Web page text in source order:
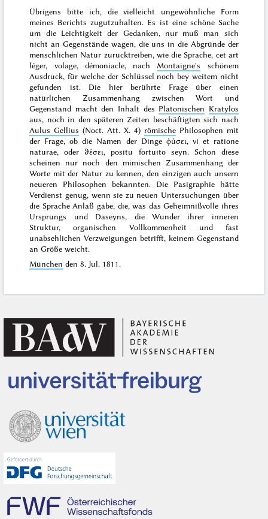
Übrigens bitte ich, die vielleicht ungewöhnliche Form
meines Berichts zugutzuhalten. Es ist eine schöne Sache
um die Leichtigkeit der Gedanken, nur muß man sich
nicht an Gegenstände wagen, die uns in die Abgründe der
menschlichen Natur zurücktreiben, wie die Sprache, cet art
léger, volage, démoniacle, nach Montaigne's schönem
Ausdruck, für welche der Schlüssel noch bey weitem nicht
gefunden ist. Die hier berührte Frage über einen
natürlichen Zusammenhang zwischen Wort und
Gegenstand macht den Inhalt des Platonischen Kratylos
aus, noch in den späteren Zeiten beschäftigten sich nach
Aulus Gellius (Noct. Att. X. 4) römischePhilosophen mit
der Frage, ob die Namen der Dinge ϕúσει, vi et ratione
naturae, oder ϑέσει, positu fortuitoseyn. Schon diese
scheinen nur noch den mimischen Zusammenhang der
Worte mit der Natur zu kennen, den einzigen auch unsern
neueren Philosophen bekannten. Die Pasigraphie hätte
Verdienst genug, wenn sie zu neuen Untersuchungen über
die Sprache Anlaß gäbe, die, was das Geheimnißvolle ihres
Ursprungs und Daseyns, die Wunder ihrer inneren
Struktur, organischen Vollkommenheit und fast
unabsehlichen Verzweigungen betrifft, keinem Gegenstand
an Größe weicht.
München den8. Jul. 1811 .